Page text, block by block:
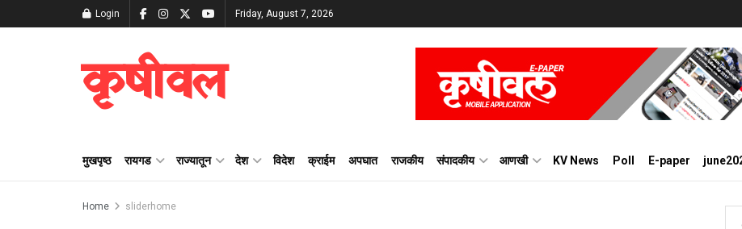
Login Friday, August 7, 2026
कृषीवल
मुखपृष्ठ रायगड राज्यातून देश विदेश क्राईम अपघात राजकीय संपादकीय आणखी KV News Poll E-paper
Home sliderhome